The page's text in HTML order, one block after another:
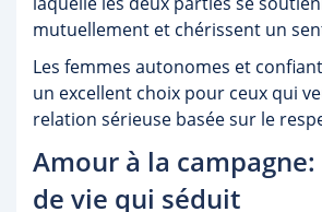
mutuellement et chérissent un
Les femmes autonomes et
un excellent choix pour ceux qui
relation sérieuse basée sur le
Amour à la
de vie qui séduit